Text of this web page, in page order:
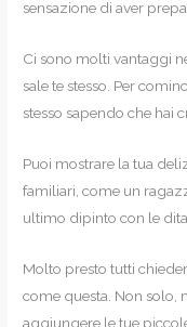
sensazione di aver
Ci sono molti vantaggi
sale te stesso. Per
stesso sapendo che hai
Puoi mostrare la tua
familiari, come un
ultimo dipinto con le
Molto presto tutti
come questa. Non solo,
aggiungere le tue